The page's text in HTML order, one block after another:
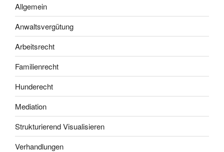
Allgemein
Anwaltsvergütung
Arbeitsrecht
Familienrecht
Hunderecht
Mediation
Strukturierend Visualisieren
Verhandlungen